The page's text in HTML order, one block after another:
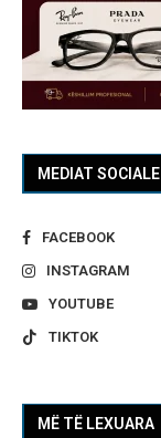
MEDIAT SOCIALE
FACEBOOK
INSTAGRAM
YOUTUBE
TIKTOK
MË TË LEXUARA